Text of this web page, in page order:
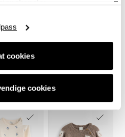
cookies
cookies